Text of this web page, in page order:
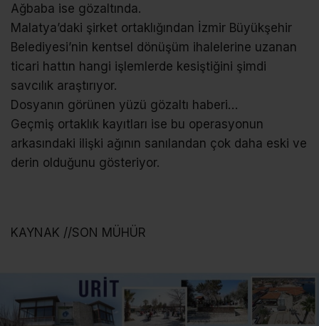
Ağbaba ise gözaltında.
Malatya’daki şirket ortaklığından İzmir Büyükşehir
Belediyesi’nin kentsel dönüşüm ihalelerine uzanan
ticari hattın hangi işlemlerde kesiştiğini şimdi
savcılık araştırıyor.
Dosyanın görünen yüzü gözaltı haberi…
Geçmiş ortaklık kayıtları ise bu operasyonun
arkasındaki ilişki ağının sanılandan çok daha eski ve
derin olduğunu gösteriyor.
KAYNAK //SON MÜHÜR